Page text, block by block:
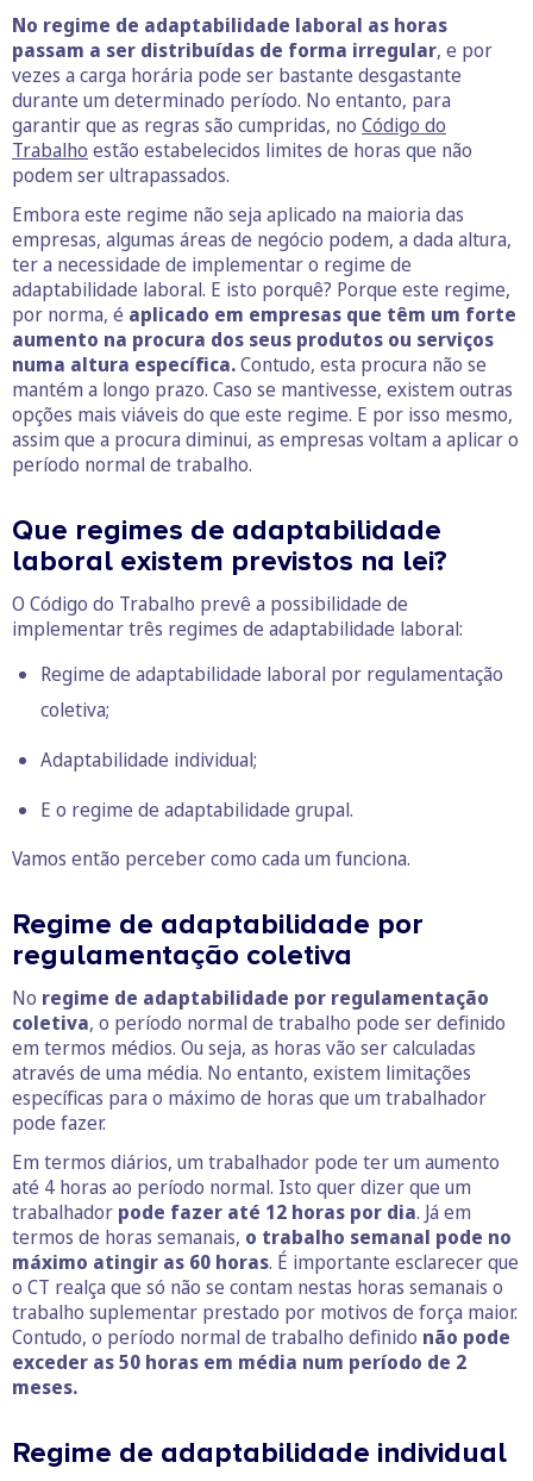
No regime de adaptabilidade laboral as horas
passam a ser distribuídas de forma irregular, e por
vezes a carga horária pode ser bastante desgastante
durante um determinado período. No entanto, para
garantir que as regras são cumpridas, no Código do
Trabalho estão estabelecidos limites de horas que não
podem ser ultrapassados.
Embora este regime não seja aplicado na maioria das
empresas, algumas áreas de negócio podem, a dada altura,
ter a necessidade de implementar o regime de
adaptabilidade laboral. E isto porquê? Porque este regime,
por norma, é aplicado em empresas que têm um forte
aumento na procura dos seus produtos ou serviços
numa altura específica.Contudo, esta procura não se
mantém a longo prazo. Caso se mantivesse, existem outras
opções mais viáveis do que este regime. E por isso mesmo,
assim que a procura diminui, as empresas voltam a aplicar o
período normal de trabalho.
Que regimes de adaptabilidade
laboral existem previstos na lei?
O Código do Trabalho prevê a possibilidade de
implementar três regimes de adaptabilidade laboral:
Regime de adaptabilidade laboral por regulamentação
coletiva;
Adaptabilidade individual;
E o regime de adaptabilidade grupal.
Vamos então perceber como cada um funciona.
Regime de adaptabilidade por
regulamentação coletiva
No regime de adaptabilidade por regulamentação
coletiva, o período normal de trabalho pode ser definido
em termos médios. Ou seja, as horas vão ser calculadas
através de uma média. No entanto, existem limitações
específicas para o máximo de horas que um trabalhador
pode fazer.
Em termos diários, um trabalhador pode ter um aumento
até 4 horas ao período normal. Isto quer dizer que um
trabalhador pode fazer até 12 horas por dia. Já em
termos de horas semanais, o trabalho semanal pode no
máximo atingir as 60 horas. É importante esclarecer que
o CT realça que só não se contam nestas horas semanais o
trabalho suplementar prestado por motivos de força maior.
Contudo, o período normal de trabalho definido não pode
exceder as 50 horas em média num período de 2
meses.
Regime de adaptabilidade individual